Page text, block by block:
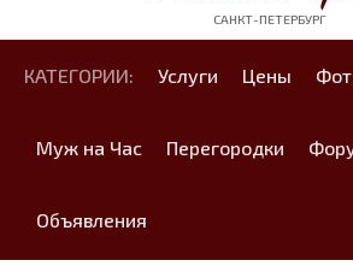
САНКТ-ПЕТЕРБУРГ
КАТЕГОРИИ: Услуги Цены
Муж на Час Перегородки
Объявления